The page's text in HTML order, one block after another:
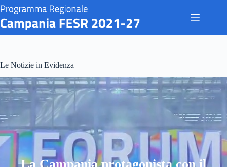
Salta
al
contenuto
Le Notizie in Evidenza